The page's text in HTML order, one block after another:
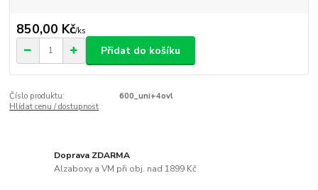
850,00 Kč/ks
Přidat do košíku
Číslo produktu:
600_uni+4ovl
Hlídat cenu / dostupnost
Doprava ZDARMA
Alzaboxy a VM při obj. nad 1899 Kč